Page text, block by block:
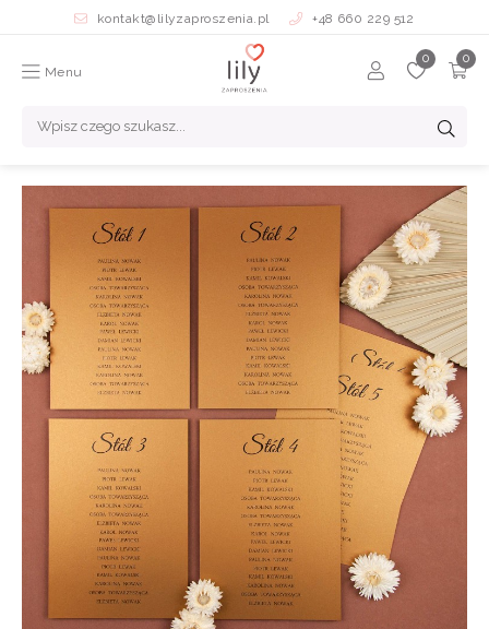
kontakt@lilyzaproszenia.pl +48 660 229 512
Menu